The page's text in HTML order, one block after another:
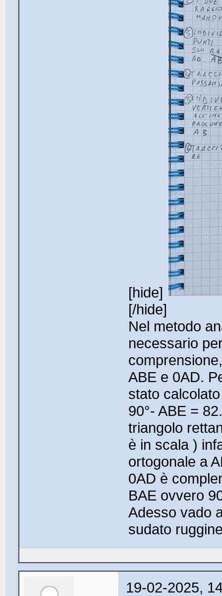
[hide]
[/hide]
Nel metodo
necessario
ABE e 0AD.
stato
90°- ABE =
triangolo
è in scala )
ortogonale a
0AD è
BAE ovvero
Adesso vado
sudato
19-02-2025,